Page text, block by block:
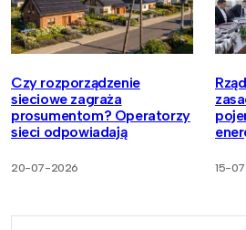
Czy rozporządzenie
sieciowe zagraża
prosumentom? Operatorzy
sieci odpowiadają
20-07-2026 15-